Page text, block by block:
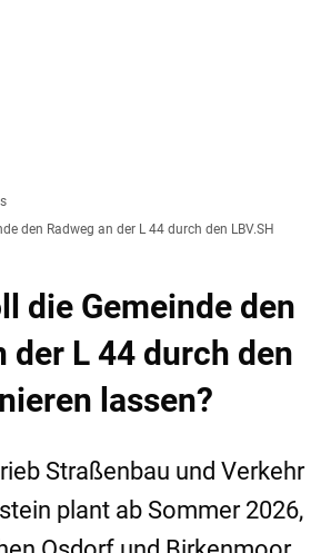
den Radweg an der L 44 durch den LBV.SH
die Gemeinde den
der L 44 durch den
lassen?
Straßenbau und Verkehr
plant ab Sommer 2026,